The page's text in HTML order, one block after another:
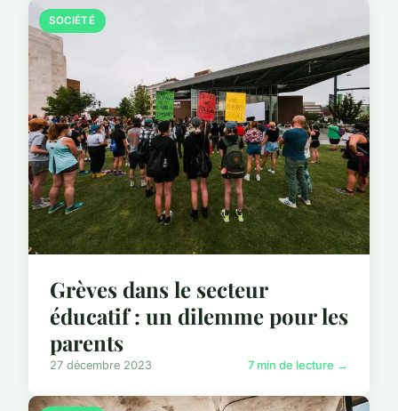
SOCIÉTÉ
Grèves dans le secteur
éducatif : un dilemme pour les
parents
27 décembre 2023 7 min de lecture →